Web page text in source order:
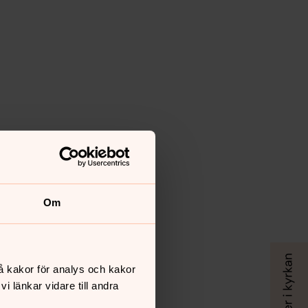
Om
kakor för analys och kakor
länkar vidare till andra